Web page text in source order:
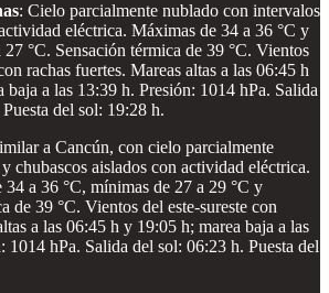
: Cielo parcialmente nublado con intervalos
eléctrica. Máximas de 34 a 36 °C y
°C. Sensación térmica de 39 °C. Vientos
rachas fuertes. Mareas altas a las 06:45 h
baja a las 13:39 h. Presión: 1014 hPa. Salida
del sol: 19:28 h.
a Cancún, con cielo parcialmente
chubascos aislados con actividad eléctrica.
34 a 36 °C, mínimas de 27 a 29 °C y
de 39 °C. Vientos del este-sureste con
a las 06:45 h y 19:05 h; marea baja a las
1014 hPa. Salida del sol: 06:23 h. Puesta del